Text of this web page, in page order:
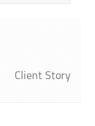
Client Story